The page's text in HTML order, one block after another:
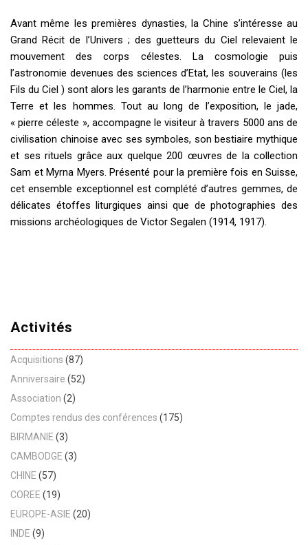
Avant même les premières dynasties, la Chine s’intéresse au
Grand Récit de l’Univers ; des guetteurs du Ciel relevaient le
mouvement des corps célestes. La cosmologie puis
l’astronomie devenues des sciences d’Etat, les souverains (les
Fils du Ciel ) sont alors les garants de l’harmonie entre le Ciel, la
Terre et les hommes. Tout au long de l’exposition, le jade,
« pierre céleste », accompagne le visiteur à travers 5000 ans de
civilisation chinoise avec ses symboles, son bestiaire mythique
et ses rituels grâce aux quelque 200 œuvres de la collection
Sam et Myrna Myers. Présenté pour la première fois en Suisse,
cet ensemble exceptionnel est complété d’autres gemmes, de
délicates étoffes liturgiques ainsi que de photographies des
missions archéologiques de Victor Segalen (1914, 1917).
Activités
Acquisitions (87)
Anniversaire (52)
Association (2)
Comptes rendus des conférences (175)
BIRMANIE (3)
CAMBODGE (3)
CHINE (57)
COREE (19)
EUROPE-ASIE (20)
INDE (9)